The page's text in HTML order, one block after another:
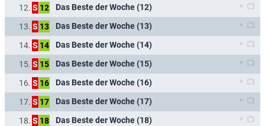
12. S 12 Das Beste der Woche (12)
13. S 13 Das Beste der Woche (13)
14. S 14 Das Beste der Woche (14)
15. S 15 Das Beste der Woche (15)
16. S 16 Das Beste der Woche (16)
17. S 17 Das Beste der Woche (17)
18. S 18 Das Beste der Woche (18)